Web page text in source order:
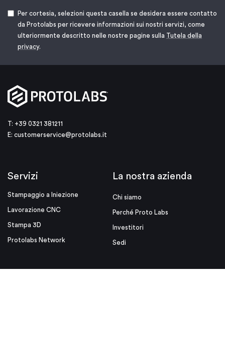
Per cortesia, selezioni questa casella se desidera essere contatto
da Protolabs per ricevere informazioni sui nostri servizi, come
ulteriormente descritto nelle nostre pagine sulla Tutela della
privacy.
T: +39 0321 381211
E: customerservice@protolabs.it
Servizi
Stampaggio a Iniezione
Lavorazione CNC
Stampa 3D
Protolabs Network
La nostra azienda
Chi siamo
Perché Proto Labs
Investitori
Sedi